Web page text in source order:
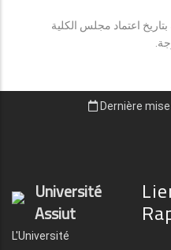
بتاريخ اعتماد مجلس الكلية
Dernière mise
Université
Assiut
L'Université